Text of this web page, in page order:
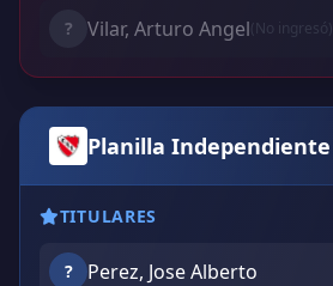
? Vilar, Arturo Angel(No ingresó)
Planilla Independiente
TITULARES
? Perez, Jose Alberto